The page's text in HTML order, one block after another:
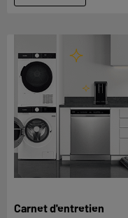
Carnet d'entretien